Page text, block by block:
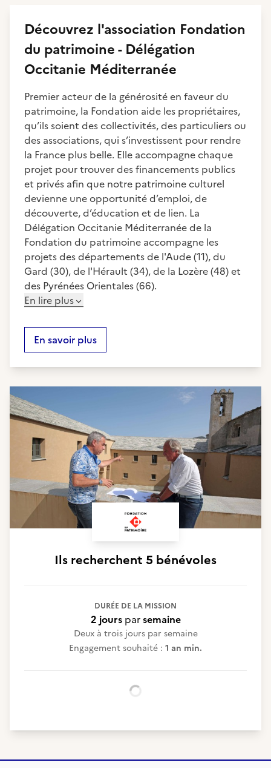
Découvrez l'association Fondation
du patrimoine - Délégation
Occitanie Méditerranée
Premier acteur de la générosité en faveur du
patrimoine, la Fondation aide les propriétaires,
qu’ils soient des collectivités, des particuliers ou
des associations, qui s’investissent pour rendre
la France plus belle. Elle accompagne chaque
projet pour trouver des financements publics
et privés afin que notre patrimoine culturel
devienne une opportunité d’emploi, de
découverte, d’éducation et de lien. La
Délégation Occitanie Méditerranée de la
Fondation du patrimoine accompagne les
projets des départements de l'Aude (11), du
Gard (30), de l'Hérault (34), de la Lozère (48) et
des Pyrénées Orientales (66).
En lire plus
En savoir plus
Ils recherchent 5 bénévoles
DURÉE DE LA MISSION
2 joursparsemaine
Deux à trois jours par semaine
Engagement souhaité : 1 an min.